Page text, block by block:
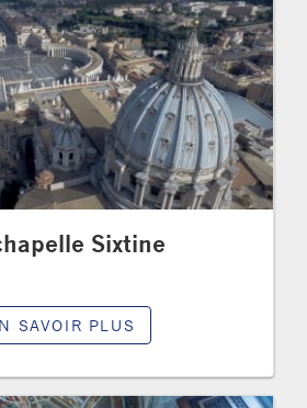
Sixtine
SAVOIR PLUS